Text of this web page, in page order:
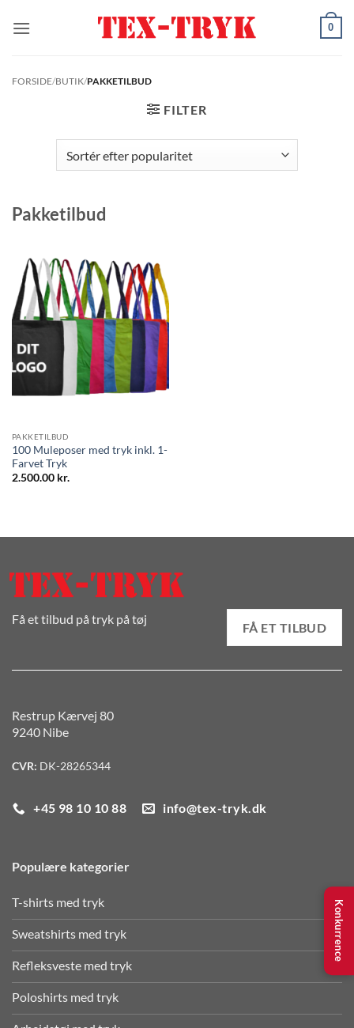
0
FORSIDE/BUTIK/PAKKETILBUD
FILTER
Pakketilbud
PAKKETILBUD
100 Muleposer med tryk inkl. 1-
Farvet Tryk
2.500.00 kr.
Få et tilbud på tryk på tøj
FÅ ET TILBUD
Restrup Kærvej 80
9240 Nibe
CVR: DK-28265344
+45 98 10 10 88 info@tex-tryk.dk
Populære kategorier
T-shirts med tryk
Sweatshirts med tryk
Refleksveste med tryk
Poloshirts med tryk
Konkurrence